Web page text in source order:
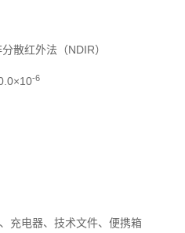
散红外法（NDIR）
-6
充电器、技术文件、便携箱